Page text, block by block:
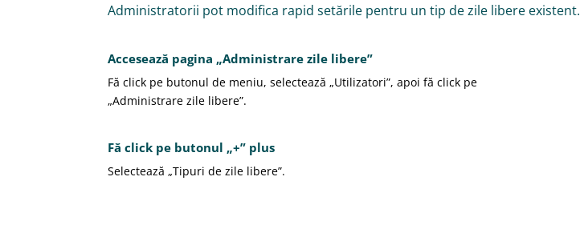
Administratorii pot modifica rapid setările pentru un tip de zile libere existent.
Accesează pagina „Administrare zile libere”
Fă click pe butonul de meniu, selectează „Utilizatori”, apoi fă click pe
„Administrare zile libere”.
Fă click pe butonul „+” plus
Selectează „Tipuri de zile libere”.